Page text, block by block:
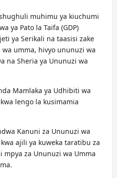
muhimu ya kiuchumi
ya Pato la Taifa (GDP)
ya Serikali na taasisi zake
umma, hivyo ununuzi wa
na Sheria ya Ununuzi wa
Mamlaka ya Udhibiti wa
lengo la kusimamia
Kanuni za Ununuzi wa
ajili ya kuweka taratibu za
za Ununuzi wa Umma